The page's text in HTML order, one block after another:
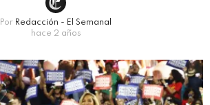
Por Redacción - El Semanal
hace 2 años